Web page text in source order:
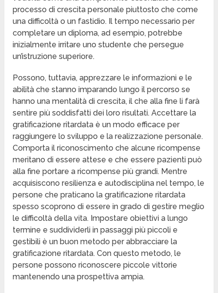
processo di crescita personale piuttosto che come
una difficoltà o un fastidio. Il tempo necessario per
completare un diploma, ad esempio, potrebbe
inizialmente irritare uno studente che persegue
un’istruzione superiore.
Possono, tuttavia, apprezzare le informazioni e le
abilità che stanno imparando lungo il percorso se
hanno una mentalità di crescita, il che alla fine li farà
sentire più soddisfatti dei loro risultati. Accettare la
gratificazione ritardata è un modo efficace per
raggiungere lo sviluppo e la realizzazione personale.
Comporta il riconoscimento che alcune ricompense
meritano di essere attese e che essere pazienti può
alla fine portare a ricompense più grandi. Mentre
acquisiscono resilienza e autodisciplina nel tempo, le
persone che praticano la gratificazione ritardata
spesso scoprono di essere in grado di gestire meglio
le difficoltà della vita. Impostare obiettivi a lungo
termine e suddividerli in passaggi più piccoli e
gestibili è un buon metodo per abbracciare la
gratificazione ritardata. Con questo metodo, le
persone possono riconoscere piccole vittorie
mantenendo una prospettiva ampia.